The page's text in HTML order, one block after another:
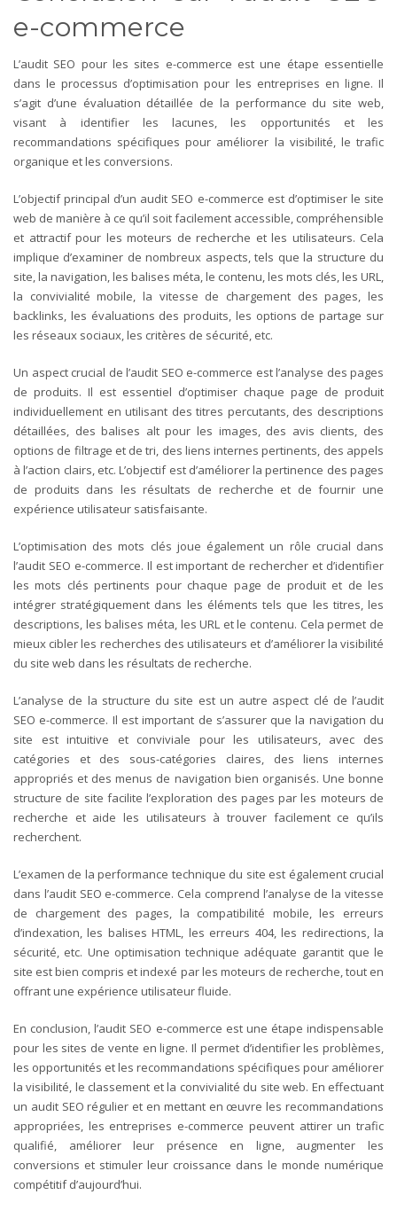
e-commerce
L’audit SEO pour les sites e-commerce est une étape essentielle
dans le processus d’optimisation pour les entreprises en ligne. Il
s’agit d’une évaluation détaillée de la performance du site web,
visant à identifier les lacunes, les opportunités et les
recommandations spécifiques pour améliorer la visibilité, le trafic
organique et les conversions.
L’objectif principal d’un audit SEO e-commerce est d’optimiser le site
web de manière à ce qu’il soit facilement accessible, compréhensible
et attractif pour les moteurs de recherche et les utilisateurs. Cela
implique d’examiner de nombreux aspects, tels que la structure du
site, la navigation, les balises méta, le contenu, les mots clés, les URL,
la convivialité mobile, la vitesse de chargement des pages, les
backlinks, les évaluations des produits, les options de partage sur
les réseaux sociaux, les critères de sécurité, etc.
Un aspect crucial de l’audit SEO e-commerce est l’analyse des pages
de produits. Il est essentiel d’optimiser chaque page de produit
individuellement en utilisant des titres percutants, des descriptions
détaillées, des balises alt pour les images, des avis clients, des
options de filtrage et de tri, des liens internes pertinents, des appels
à l’action clairs, etc. L’objectif est d’améliorer la pertinence des pages
de produits dans les résultats de recherche et de fournir une
expérience utilisateur satisfaisante.
L’optimisation des mots clés joue également un rôle crucial dans
l’audit SEO e-commerce. Il est important de rechercher et d’identifier
les mots clés pertinents pour chaque page de produit et de les
intégrer stratégiquement dans les éléments tels que les titres, les
descriptions, les balises méta, les URL et le contenu. Cela permet de
mieux cibler les recherches des utilisateurs et d’améliorer la visibilité
du site web dans les résultats de recherche.
L’analyse de la structure du site est un autre aspect clé de l’audit
SEO e-commerce. Il est important de s’assurer que la navigation du
site est intuitive et conviviale pour les utilisateurs, avec des
catégories et des sous-catégories claires, des liens internes
appropriés et des menus de navigation bien organisés. Une bonne
structure de site facilite l’exploration des pages par les moteurs de
recherche et aide les utilisateurs à trouver facilement ce qu’ils
recherchent.
L’examen de la performance technique du site est également crucial
dans l’audit SEO e-commerce. Cela comprend l’analyse de la vitesse
de chargement des pages, la compatibilité mobile, les erreurs
d’indexation, les balises HTML, les erreurs 404, les redirections, la
sécurité, etc. Une optimisation technique adéquate garantit que le
site est bien compris et indexé par les moteurs de recherche, tout en
offrant une expérience utilisateur fluide.
En conclusion, l’audit SEO e-commerce est une étape indispensable
pour les sites de vente en ligne. Il permet d’identifier les problèmes,
les opportunités et les recommandations spécifiques pour améliorer
la visibilité, le classement et la convivialité du site web. En effectuant
un audit SEO régulier et en mettant en œuvre les recommandations
appropriées, les entreprises e-commerce peuvent attirer un trafic
qualifié, améliorer leur présence en ligne, augmenter les
conversions et stimuler leur croissance dans le monde numérique
compétitif d’aujourd’hui.